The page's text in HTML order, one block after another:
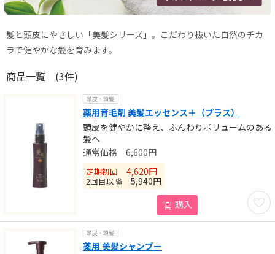
髪と頭皮にやさしい「美髪シリーズ」。 こだわり抜いた自然のチカ
ラで健やかな髪を育みます。
商品一覧 (3件)
頭皮・頭髪
薬用育毛剤 美髪エッセンス＋（プラス）
頭皮を健やかに整え、ふんわりボリュームのある
髪へ
お気
6,600円
定期初回 4,620円
2回目以降 5,940円
購入
頭皮・頭髪
薬用 美髪シャンプー